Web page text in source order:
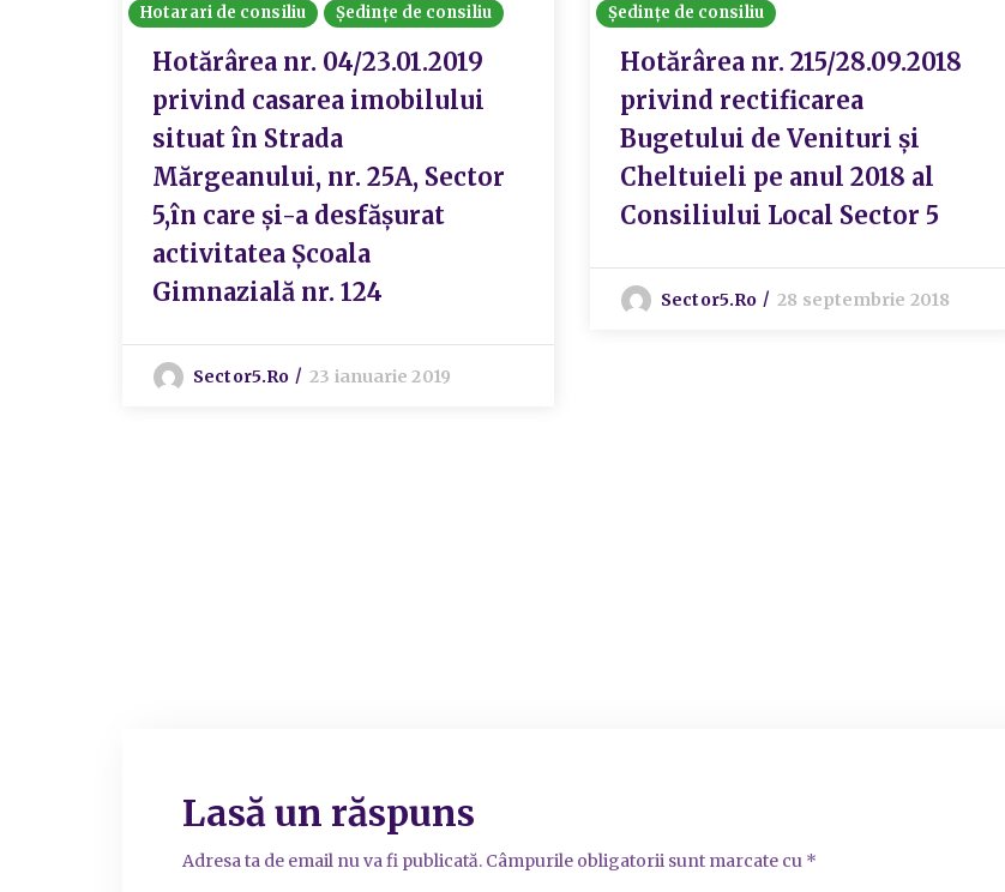
Hotarari de consiliu
Ședințe de consiliu
Hotărârea nr. 04/23.01.2019
privind casarea imobilului
situat în Strada
Mărgeanului, nr. 25A, Sector
5,în care și-a desfășurat
activitatea Școala
Gimnazială nr. 124
Sector5.ro 23 ianuarie 2019
Ședințe de consiliu
Hotărârea nr. 215/28.09.2018
privind rectificarea
Bugetului de Venituri și
Cheltuieli pe anul 2018 al
Consiliului Local Sector 5
Sector5.ro 28 septembrie 2018
Lasă un răspuns
Adresa ta de email nu va fi publicată. Câmpurile obligatorii sunt marcate cu *